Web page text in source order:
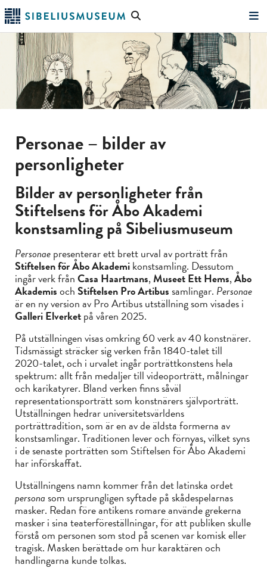
Hoppa
till
huvudinnehållet
Sök
webbplatsen
Personae – bilder av
personligheter
Bilder av personligheter från
Stiftelsens för Åbo Akademi
konstsamling på Sibeliusmuseum
Personaepresenterar ett brett urval av porträtt från
Stiftelsen för Åbo Akademikonstsamling. Dessutom
ingår verk frånCasa Haartmans,Museet Ett Hems,Åbo
AkademisochStiftelsen Pro Artibussamlingar. Personae
är en ny version av Pro Artibus utställning som visades i
Galleri Elverketpå våren 2025.
På utställningen visas omkring 60 verk av 40 konstnärer.
Tidsmässigt sträcker sig verken från 1840-talet till
2020-talet, och i urvalet ingår porträttkonstens hela
spektrum: allt från medaljer till videoporträtt, målningar
och karikatyrer. Bland verken finns såväl
representationsporträtt som konstnärers självporträtt.
Utställningen hedrar universitetsvärldens
porträttradition, som är en av de äldsta formerna av
konstsamlingar. Traditionen lever och förnyas, vilket syns
i de senaste porträtten som Stiftelsen för Åbo Akademi
har införskaffat.
Utställningens namn kommer från det latinska ordet
personasom ursprungligen syftade på skådespelarnas
masker. Redan före antikens romare använde grekerna
masker i sina teaterföreställningar, för att publiken skulle
förstå om personen som stod på scenen var komisk eller
tragisk. Masken berättade om hur karaktären och
handlingarna kunde tolkas.